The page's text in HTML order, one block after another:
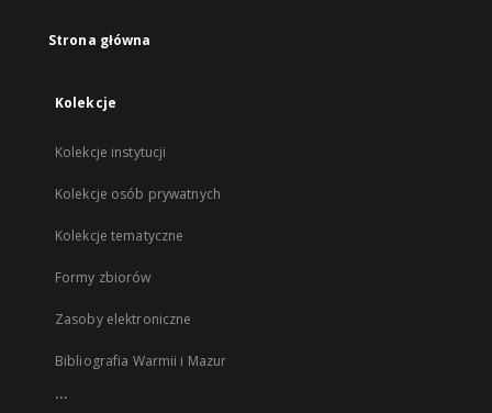
Strona główna
Kolekcje
Kolekcje instytucji
Kolekcje osób prywatnych
Kolekcje tematyczne
Formy zbiorów
Zasoby elektroniczne
Bibliografia Warmii i Mazur
...